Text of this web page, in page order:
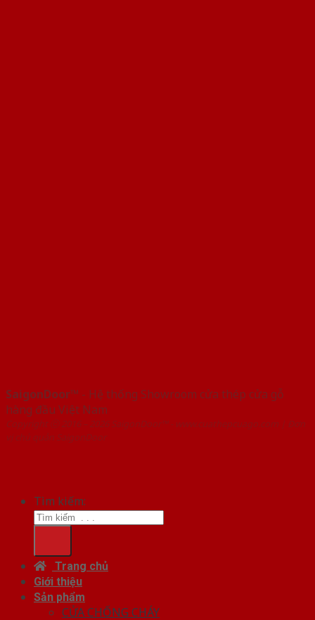
SaigonDoor™ - Hệ thống Showroom cửa thép cửa gỗ
hàng đầu Việt Nam
Copyright ⓒ 2016 – 2026 SaigonDoor™ - www.cuathepcuago.com | Đơn
vị chủ quản SaigonDoor
Tìm kiếm:
Trang chủ
Giới thiệu
Sản phẩm
CỬA CHỐNG CHÁY